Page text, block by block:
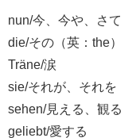
nun/今、今や、さて
die/その（英：the）
Träne/涙
sie/それが、それを
sehen/見える、観る
geliebt/愛する